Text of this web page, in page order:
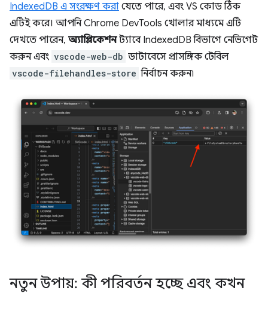
IndexedDB এ সংরক্ষণ করা যেতে পারে, এবং VS কোড ঠিক
এটিই করে। আপনি Chrome DevTools খোলার মাধ্যমে এটি
দেখতে পারেন, অ্যাপ্লিকেশনট্যাবে IndexedDB বিভাগে নেভিগেট
করুন এবং vscode-web-db ডাটাবেসে প্রাসঙ্গিক টেবিল
vscode-filehandles-store নির্বাচন করুন৷
নতুন উপায়: কী পরিবর্তন হচ্ছে এবং কখন